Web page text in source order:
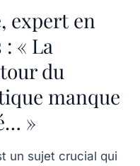
expert en
« La
du
manque
»
un sujet crucial qui